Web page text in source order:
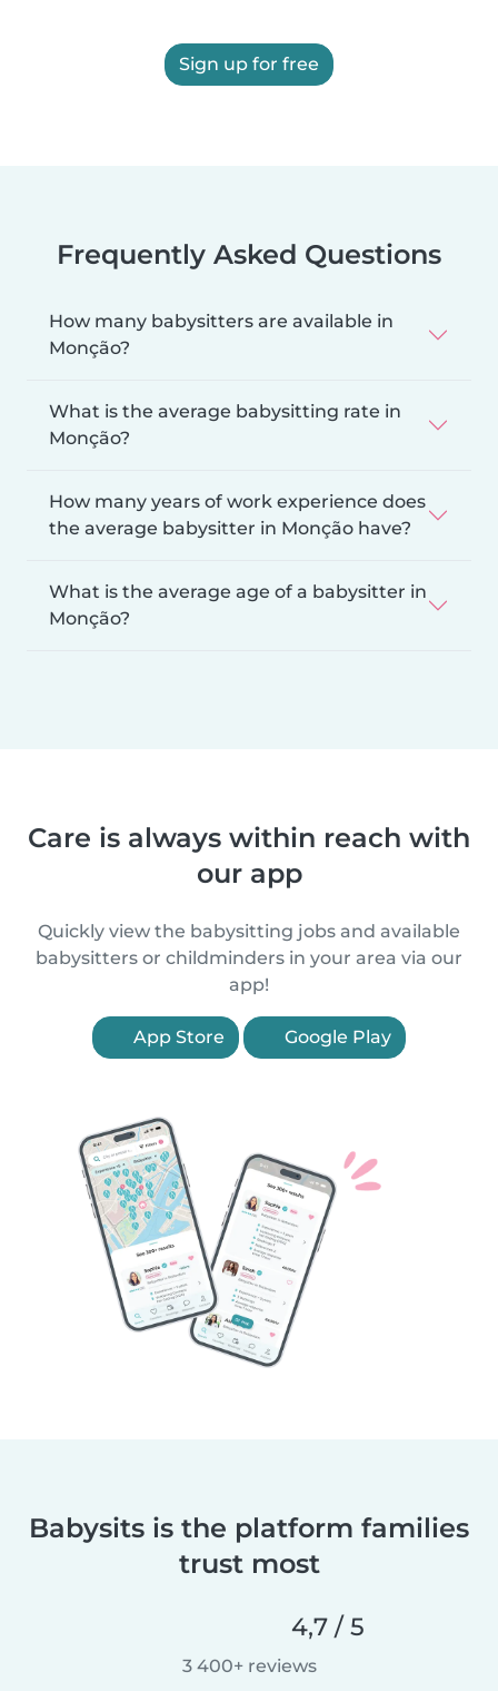
Sign up for free
Frequently Asked Questions
How many babysitters are available in
Monção?
What is the average babysitting rate in
Monção?
How many years of work experience does
the average babysitter in Monção have?
What is the average age of a babysitter in
Monção?
Care is always within reach with
our app
Quickly view the babysitting jobs and available
babysitters or childminders in your area via our
app!
App Store Google Play
Babysits is the platform families
trust most
4,7 / 5
3 400+ reviews